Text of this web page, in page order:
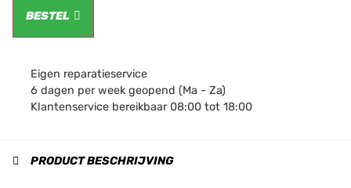
BESTEL
Eigen reparatieservice
6 dagen per week geopend (Ma - Za)
Klantenservice bereikbaar 08:00 tot 18:00
PRODUCT BESCHRIJVING